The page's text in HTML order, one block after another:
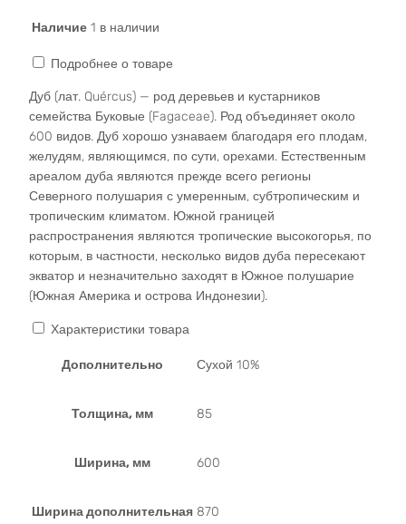
Наличие 1 в наличии
Подробнее о товаре
Дуб (лат. Quércus) — род деревьев и кустарников
семейства Буковые (Fagaceae). Род объединяет около
600 видов. Дуб хорошо узнаваем благодаря его плодам,
желудям, являющимся, по сути, орехами. Естественным
ареалом дуба являются прежде всего регионы
Северного полушария с умеренным, субтропическим и
тропическим климатом. Южной границей
распространения являются тропические высокогорья, по
которым, в частности, несколько видов дуба пересекают
экватор и незначительно заходят в Южное полушарие
(Южная Америка и острова Индонезии).
Характеристики товара
Дополнительно Сухой 10%
Толщина, мм 85
Ширина, мм 600
Ширина дополнительная 870